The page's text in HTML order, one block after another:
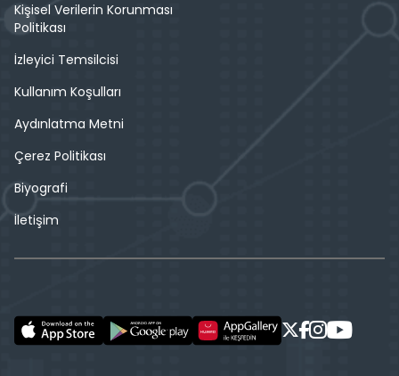
Kişisel Verilerin Korunması
Politikası
İzleyici Temsilcisi
Kullanım Koşulları
Aydınlatma Metni
Çerez Politikası
Biyografi
İletişim